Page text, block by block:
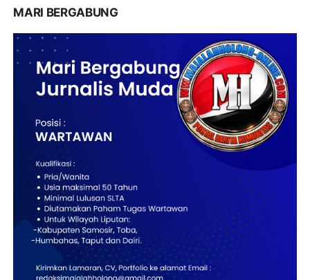
MARI BERGABUNG